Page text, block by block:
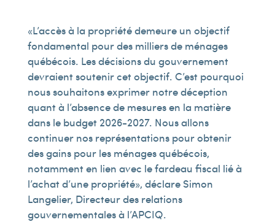
« L’accès à la propriété demeure un objectif
fondamental pour des milliers de ménages
québécois. Les décisions du gouvernement
devraient soutenir cet objectif. C’est pourquoi
nous souhaitons exprimer notre déception
quant à l’absence de mesures en la matière
dans le budget 2026-2027. Nous allons
continuer nos représentations pour obtenir
des gains pour les ménages québécois,
notamment en lien avec le fardeau fiscal lié à
l’achat d’une propriété », déclare Simon
Langelier, Directeur des relations
gouvernementales à l’APCIQ.